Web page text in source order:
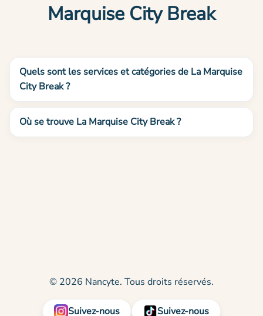
Marquise City Break
Quels sont les services et catégories de La Marquise
City Break ?
Où se trouve La Marquise City Break ?
© 2026 Nancyte. Tous droits réservés.
Suivez-nous Suivez-nous